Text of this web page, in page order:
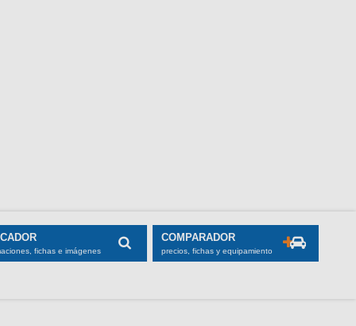
fichas e imágenes
COMPARADOR
precios, fichas y equipamiento